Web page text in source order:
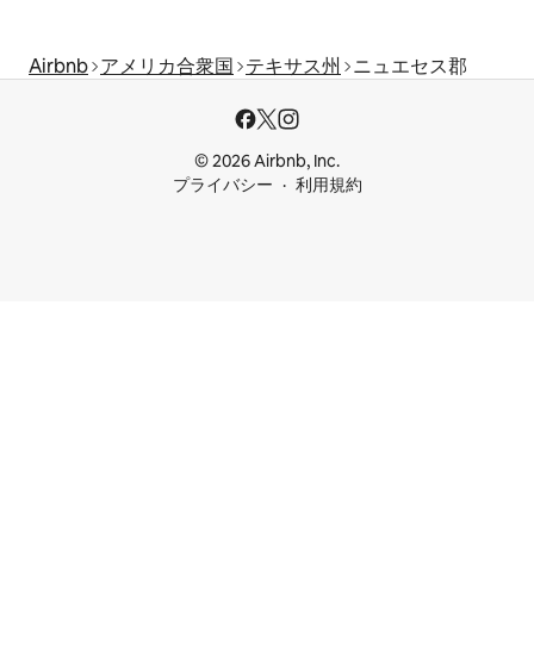
Airbnb アメリカ合衆国 テキサス州 ニュエセス郡
© 2026 Airbnb, Inc.
プライバシー
利用規約